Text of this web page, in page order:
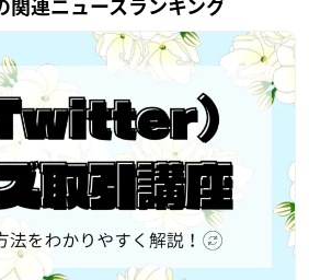
関連ニュースランキング